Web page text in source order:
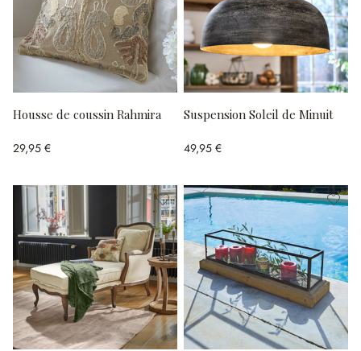
Housse de coussin Rahmira
29,95 €
Suspension Soleil de Minuit
49,95 €